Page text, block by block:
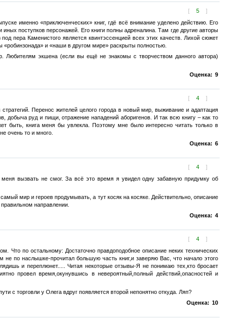
[ 5 ]
именно «приключенческих» книг, гдё всё внимание уделено действию. Его
поступков персонажей. Его книги полны адреналина. Там где другие авторы
пера Каменистого является квинтэссенцией всех этих качеств. Лихой сюжет
«робинзонада» и «наши в другом мире» раскрыты полностью.
Любителям экшена (если вы ещё не знакомы с творчеством данного автора)
Оценка: 9
[ 4 ]
Перенос жителей целого города в новый мир, выживание и адаптация
добыча руд и пищи, отражение нападений аборигенов. И так всю книгу – как то
быть, книга меня бы увлекла. Поэтому мне было интересно читать только в
очень то и много.
Оценка: 6
[ 4 ]
вызвать не смог. За всё это время я увидел одну забавную придумку об
мир и героев продумывать, а тут косяк на косяке. Действительно, описание
направлении.
Оценка: 4
[ 4 ]
Что по остальному: Достаточно правдоподобное описание неких технических
по наслышке-прочитал большую часть книг,и заверяю Вас, что начало этого
и переплюнет..... Читая некоторые отзывы-Я не понимаю тех,кто бросает
провел время,окунувшись в невероятный,полный действий,опасностей и
с торговли у Олега вдруг появляется второй непонятно откуда. Ляп?
Оценка: 10